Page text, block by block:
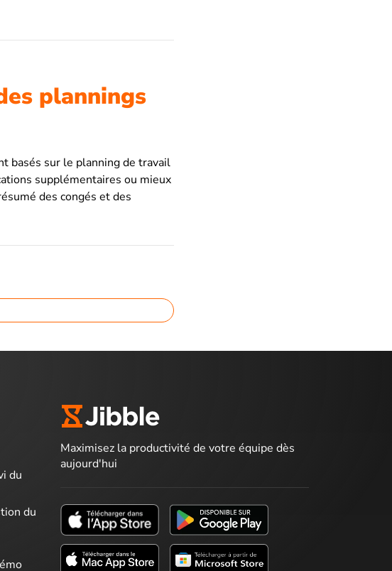
plannings
basés sur le planning de travail
supplémentaires ou mieux
des congés et des
du
du
Maximisez la productivité de votre équipe dès
aujourd'hui